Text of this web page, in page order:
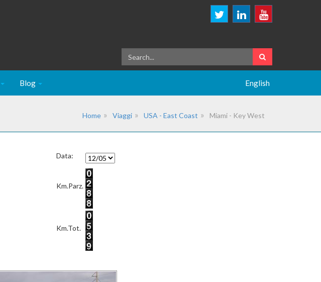
Blog English
Home Viaggi USA - East Coast Miami - Key West
Data:
Km.Parz.
Km.Tot.